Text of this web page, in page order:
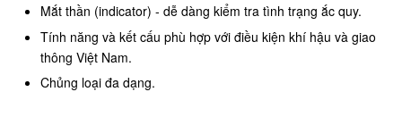
Mắt thần (indicator) - dễ dàng kiểm tra tình trạng ắc quy.
Tính năng và kết cấu phù hợp với điều kiện khí hậu và giao
thông Việt Nam.
Chủng loại đa dạng.